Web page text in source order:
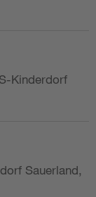
Kinderdorf
Sauerland,